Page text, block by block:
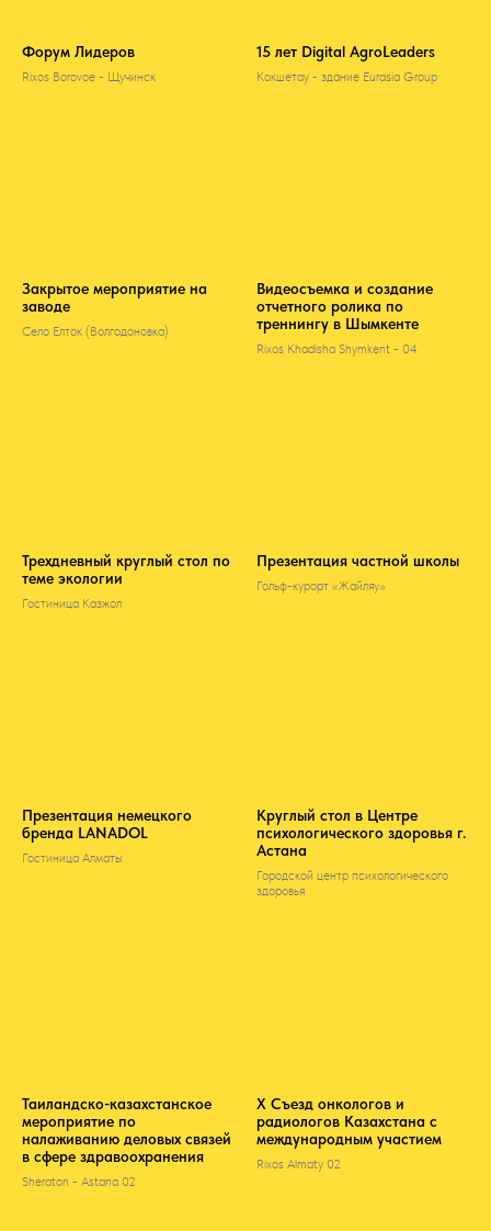
Форум Лидеров
Rixos Borovoe - Щучинск
15 лет Digital AgroLeaders
Кокшетау - здание Eurasia Group
Закрытое мероприятие на
заводе
Село Елток (Волгодоновка)
Видеосъемка и создание
отчетного ролика по
треннингу в Шымкенте
Rixos Khadisha Shymkent - 04
Трехдневный круглый стол по
теме экологии
Гостиница Казжол
Презентация частной школы
Гольф-курорт «Жайляу»
Презентация немецкого
бренда LANADOL
Гостиница Алматы
Круглый стол в Центре
психологического здоровья г.
Астана
Городской центр психологического
здоровья
Таиландско-казахстанское
мероприятие по
налаживанию деловых связей
в сфере здравоохранения
Sheraton - Astana 02
Х Съезд онкологов и
радиологов Казахстана с
международным участием
Rixos Almaty 02